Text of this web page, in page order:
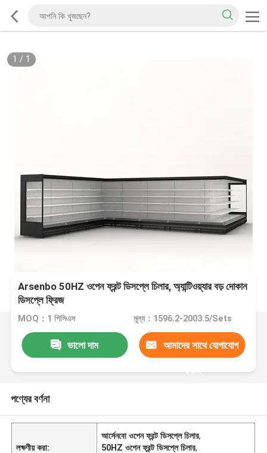
1 / 1
Arsenbo 50HZ ওপেন ফ্রন্ট ডিসপ্লে চিলার, অ্যান্টিওয়্যার বড় দোকান
ডিসপ্লে ফ্রিজ
MOQ：1 পিসিএস মূল্য：1596.2-2003.5/Sets
ভালো দাম আমাদের সাথে যোগাযোগ
করুন
পণ্যের বর্ণনা
লক্ষণীয় করা:
আর্সেনবো ওপেন ফ্রন্ট ডিসপ্লে চিলার,
50HZ ওপেন ফ্রন্ট ডিসপ্লে চিলার,